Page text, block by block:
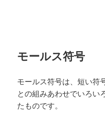
モールス符号
モールス符号は、短い符
との組みあわせでいろい
たものです。